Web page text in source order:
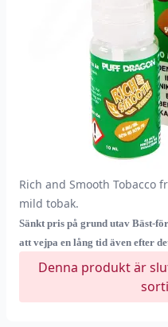
Rich and Smooth Tobacco
mild tobak.
Sänkt pris på grund utav Bäst-
att vejpa en lång tid även efter
Denna produkt är